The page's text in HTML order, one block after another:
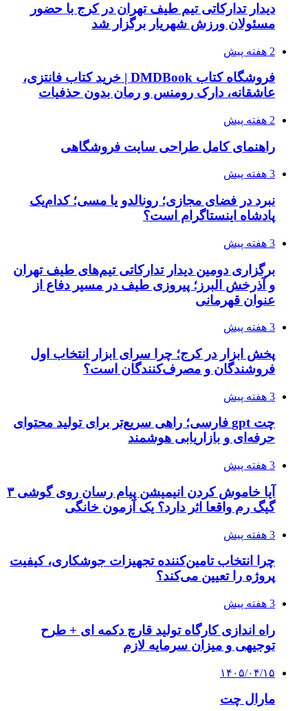
دیدار تدارکاتی تیم طیف تهران در کرج با حضور
مسئولان ورزش شهریار برگزار شد
2 هفته پیش
فروشگاه کتاب DMDBook | خرید کتاب فانتزی،
عاشقانه، دارک رومنس و رمان بدون حذفیات
2 هفته پیش
راهنمای کامل طراحی سایت فروشگاهی
3 هفته پیش
نبرد در فضای مجازی؛ رونالدو یا مسی؛ کدام‌یک
پادشاه اینستاگرام است؟
3 هفته پیش
برگزاری دومین دیدار تدارکاتی تیم‌های طیف تهران
و آذرخش البرز؛ پیروزی طیف در مسیر دفاع از
عنوان قهرمانی
3 هفته پیش
پخش ابزار در کرج؛ چرا سرای ابزار انتخاب اول
فروشندگان و مصرف‌کنندگان است؟
3 هفته پیش
چت gpt فارسی؛ راهی سریع‌تر برای تولید محتوای
حرفه‌ای و بازاریابی هوشمند
3 هفته پیش
آیا خاموش کردن انیمیشن پیام رسان روی گوشی ۳
گیگ رم واقعا اثر دارد؟ یک آزمون خانگی
3 هفته پیش
چرا انتخاب تامین‌کننده تجهیزات جوشکاری، کیفیت
پروژه را تعیین می‌کند؟
3 هفته پیش
راه اندازی کارگاه تولید قارچ دکمه ای + طرح
توجیهی و میزان سرمایه لازم
۱۴۰۵/۰۴/۱۵
مارال چت